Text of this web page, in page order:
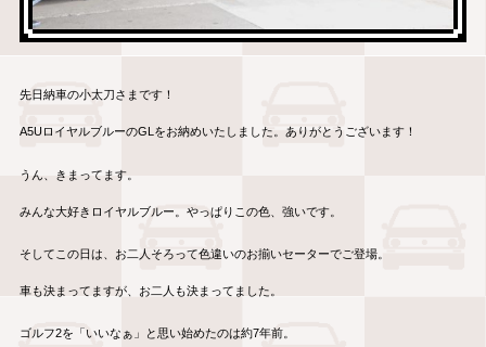
先日納車の小太刀さまです！
A5UロイヤルブルーのGLをお納めいたしました。ありがとうございます！
うん、きまってます。
みんな大好きロイヤルブルー。やっぱりこの色、強いです。
そしてこの日は、お二人そろって色違いのお揃いセーターでご登場。
車も決まってますが、お二人も決まってました。
ゴルフ2を「いいなぁ」と思い始めたのは約7年前。